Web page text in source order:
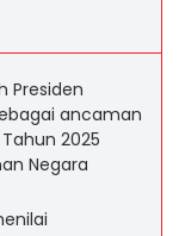
Presiden
ancaman
2025
Negara